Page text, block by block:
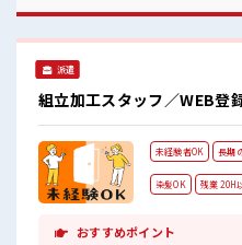
が多いあなたにもぴっ
あり！ お休みは土日祝
派遣
組立加工スタッフ／WEB登
未経験者OK 長期
染髪OK 残業 20H
おすすめポイント